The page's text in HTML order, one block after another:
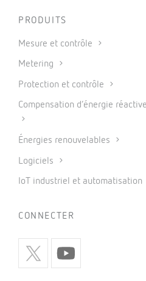
PRODUITS
Mesure et contrôle
Metering
Protection et contrôle
Compensation d’énergie
Énergies renouvelables
Logiciels
IoT industriel et automatisation
CONNECTER